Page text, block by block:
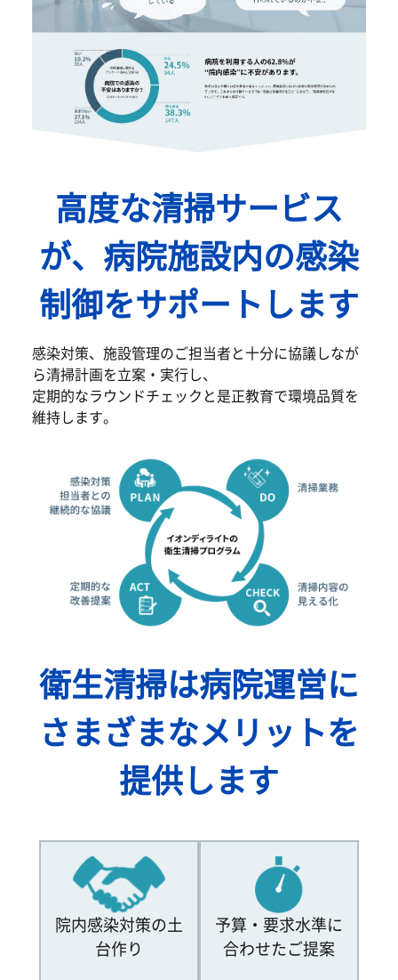
高度な清掃サービス
が、病院施設内の感染
制御をサポートします
感染対策、施設管理のご担当者と十分に協議しなが
ら清掃計画を立案・実行し、
定期的なラウンドチェックと是正教育で環境品質を
維持します。
衛生清掃は病院運営に
さまざまなメリットを
提供します
院内感染対策の土
台作り
予算・要求水準に
合わせたご提案